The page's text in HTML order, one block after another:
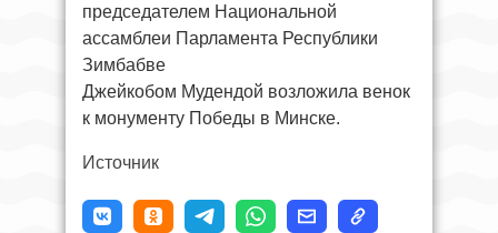
председателем Национальной
ассамблеи Парламента Республики
Зимбабве
Джейкобом Мудендой возложила венок
к монументу Победы в Минске.
Источник